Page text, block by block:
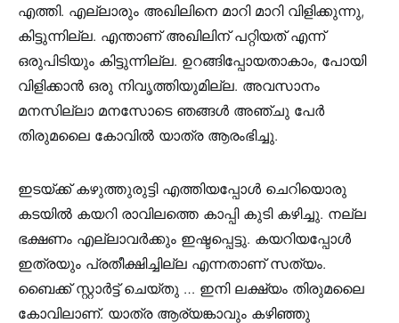
എത്തി. എല്ലാരും അഖിലിനെ മാറി മാറി വിളിക്കുന്നു,
കിട്ടുന്നില്ല. എന്താണ് അഖിലിന് പറ്റിയത് എന്ന്
ഒരുപിടിയും കിട്ടുന്നില്ല. ഉറങ്ങിപ്പോയതാകാം, പോയി
വിളിക്കാൻ ഒരു നിവൃത്തിയുമില്ല. അവസാനം
മനസില്ലാ മനസോടെ ഞങ്ങൾ അഞ്ചു പേർ
തിരുമലൈ കോവിൽ യാത്ര ആരംഭിച്ചു.
ഇടയ്ക്ക് കഴുത്തുരുട്ടി എത്തിയപ്പോൾ ചെറിയൊരു
കടയിൽ കയറി രാവിലത്തെ കാപ്പി കുടി കഴിച്ചു. നല്ല
ഭക്ഷണം എല്ലാവർക്കും ഇഷ്ടപ്പെട്ടു. കയറിയപ്പോൾ
ഇത്രയും പ്രതീക്ഷിച്ചില്ല എന്നതാണ് സത്യം.
ബൈക്ക് സ്റ്റാർട്ട്‌ ചെയ്തു … ഇനി ലക്ഷ്യം തിരുമലൈ
കോവിലാണ്. യാത്ര ആര്യങ്കാവും കഴിഞ്ഞു